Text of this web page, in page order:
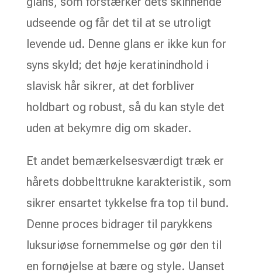
udseende og får det til at se utroligt
levende ud. Denne glans er ikke kun for
syns skyld; det høje keratinindhold i
slavisk hår sikrer, at det forbliver
holdbart og robust, så du kan style det
uden at bekymre dig om skader.
Et andet bemærkelsesværdigt træk er
hårets dobbelttrukne karakteristik, som
sikrer ensartet tykkelse fra top til bund.
Denne proces bidrager til parykkens
luksuriøse fornemmelse og gør den til
en fornøjelse at bære og style. Uanset